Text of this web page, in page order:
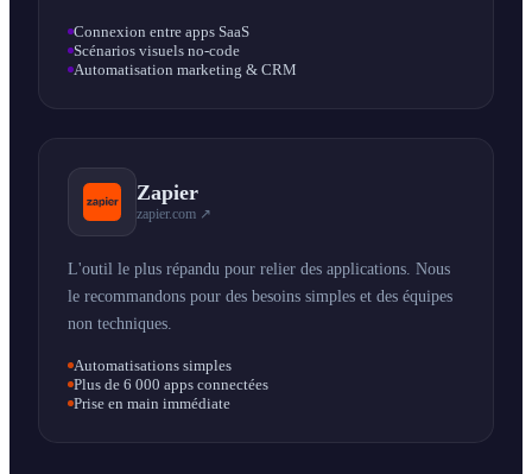
Connexion entre apps SaaS
Scénarios visuels no-code
Automatisation marketing & CRM
Zapier
zapier.com ↗
L'outil le plus répandu pour relier des applications. Nous
le recommandons pour des besoins simples et des équipes
non techniques.
Automatisations simples
Plus de 6 000 apps connectées
Prise en main immédiate